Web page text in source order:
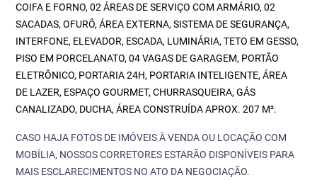
COIFA E FORNO, 02 ÁREAS DE SERVIÇO COM ARMÁRIO, 02
SACADAS, OFURÔ, ÁREA EXTERNA, SISTEMA DE SEGURANÇA,
INTERFONE, ELEVADOR, ESCADA, LUMINÁRIA, TETO EM GESSO,
PISO EM PORCELANATO, 04 VAGAS DE GARAGEM, PORTÃO
ELETRÔNICO, PORTARIA 24H, PORTARIA INTELIGENTE, ÁREA
DE LAZER, ESPAÇO GOURMET, CHURRASQUEIRA, GÁS
CANALIZADO, DUCHA, ÁREA CONSTRUÍDA APROX. 207 M².
CASO HAJA FOTOS DE IMÓVEIS À VENDA OU LOCAÇÃO COM
MOBÍLIA, NOSSOS CORRETORES ESTARÃO DISPONÍVEIS PARA
MAIS ESCLARECIMENTOS NO ATO DA NEGOCIAÇÃO.